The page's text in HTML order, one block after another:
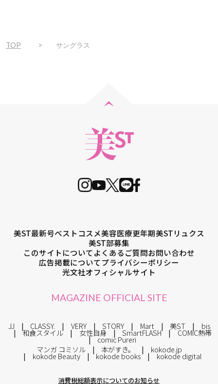
TOP サングラス
美ST最新号ベストコスメ美容医療更年期美STリュクス
美ST部募集
このサイトについてよくあるご質問お問い合わせ
広告掲載についてプライバシーポリシー
光文社オフィシャルサイト
MAGAZINE OFFICIAL SITE
JJ CLASSY. VERY STORY Mart 美ST bis
和食スタイル 女性自身 SmartFLASH COMIC熱帯
comic Pureri
マンガ コミソル
本がすき。 kokode.jp
kokode Beauty kokode books kokode digital
消費税総額表示についてのお知らせ